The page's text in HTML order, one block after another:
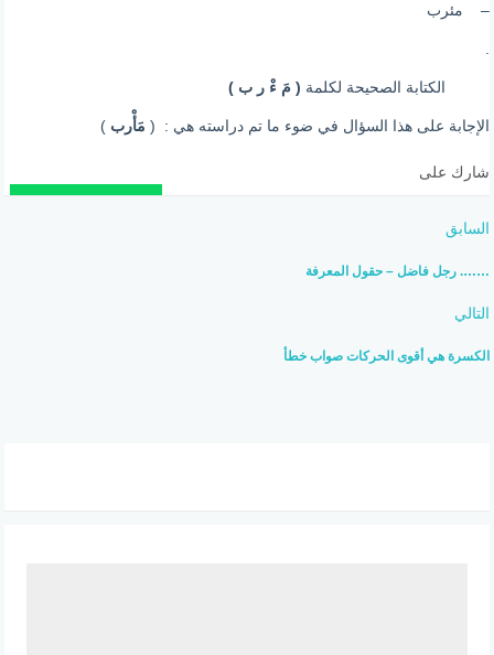
– مئرب
الكتابة الصحيحة لكلمة ( مَ ءْ ر ب )
الإجابة على هذا السؤال في ضوء ما تم دراسته هي : ( مَأْرب )
شارك على
السابق
……. رجل فاضل – حقول المعرفة
التالي
الكسرة هي أقوى الحركات صواب خطأ